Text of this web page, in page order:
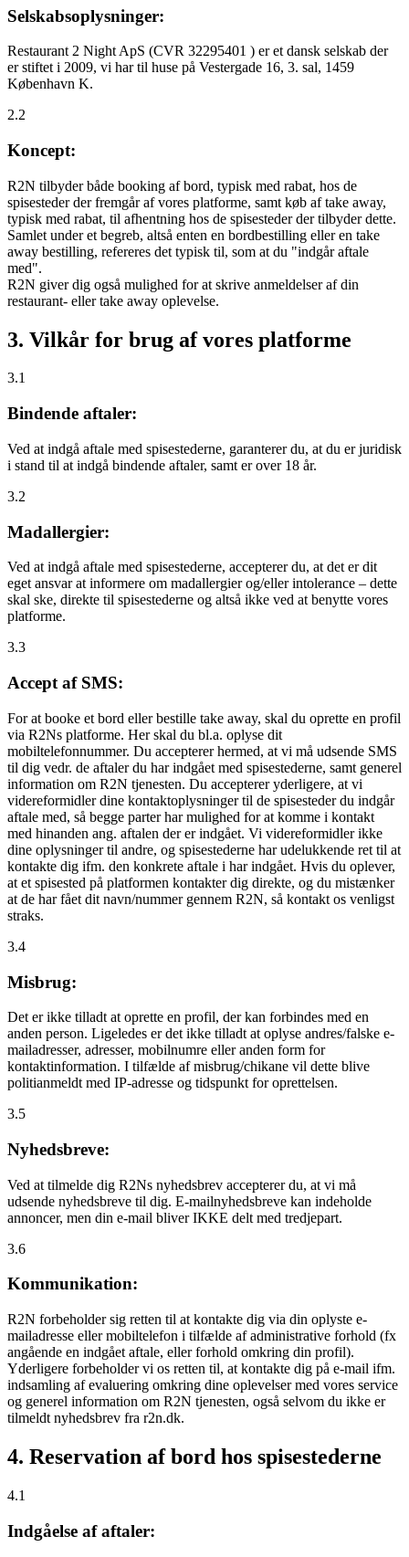
Selskabsoplysninger:
Restaurant 2 Night ApS (CVR 32295401 ) er et dansk selskab der
er stiftet i 2009, vi har til huse på Vestergade 16, 3. sal, 1459
København K.
2.2
Koncept:
R2N tilbyder både booking af bord, typisk med rabat, hos de
spisesteder der fremgår af vores platforme, samt køb af take away,
typisk med rabat, til afhentning hos de spisesteder der tilbyder dette.
Samlet under et begreb, altså enten en bordbestilling eller en take
away bestilling, refereres det typisk til, som at du "indgår aftale
med".
R2N giver dig også mulighed for at skrive anmeldelser af din
restaurant- eller take away oplevelse.
3. Vilkår for brug af vores platforme
3.1
Bindende aftaler:
Ved at indgå aftale med spisestederne, garanterer du, at du er juridisk
i stand til at indgå bindende aftaler, samt er over 18 år.
3.2
Madallergier:
Ved at indgå aftale med spisestederne, accepterer du, at det er dit
eget ansvar at informere om madallergier og/eller intolerance – dette
skal ske, direkte til spisestederne og altså ikke ved at benytte vores
platforme.
3.3
Accept af SMS:
For at booke et bord eller bestille take away, skal du oprette en profil
via R2Ns platforme. Her skal du bl.a. oplyse dit
mobiltelefonnummer. Du accepterer hermed, at vi må udsende SMS
til dig vedr. de aftaler du har indgået med spisestederne, samt generel
information om R2N tjenesten. Du accepterer yderligere, at vi
videreformidler dine kontaktoplysninger til de spisesteder du indgår
aftale med, så begge parter har mulighed for at komme i kontakt
med hinanden ang. aftalen der er indgået. Vi videreformidler ikke
dine oplysninger til andre, og spisestederne har udelukkende ret til at
kontakte dig ifm. den konkrete aftale i har indgået. Hvis du oplever,
at et spisested på platformen kontakter dig direkte, og du mistænker
at de har fået dit navn/nummer gennem R2N, så kontakt os venligst
straks.
3.4
Misbrug:
Det er ikke tilladt at oprette en profil, der kan forbindes med en
anden person. Ligeledes er det ikke tilladt at oplyse andres/falske e-
mailadresser, adresser, mobilnumre eller anden form for
kontaktinformation. I tilfælde af misbrug/chikane vil dette blive
politianmeldt med IP-adresse og tidspunkt for oprettelsen.
3.5
Nyhedsbreve:
Ved at tilmelde dig R2Ns nyhedsbrev accepterer du, at vi må
udsende nyhedsbreve til dig. E-mailnyhedsbreve kan indeholde
annoncer, men din e-mail bliver IKKE delt med tredjepart.
3.6
Kommunikation:
R2N forbeholder sig retten til at kontakte dig via din oplyste e-
mailadresse eller mobiltelefon i tilfælde af administrative forhold (fx
angående en indgået aftale, eller forhold omkring din profil).
Yderligere forbeholder vi os retten til, at kontakte dig på e-mail ifm.
indsamling af evaluering omkring dine oplevelser med vores service
og generel information om R2N tjenesten, også selvom du ikke er
tilmeldt nyhedsbrev fra r2n.dk.
4. Reservation af bord hos spisestederne
4.1
Indgåelse af aftaler: